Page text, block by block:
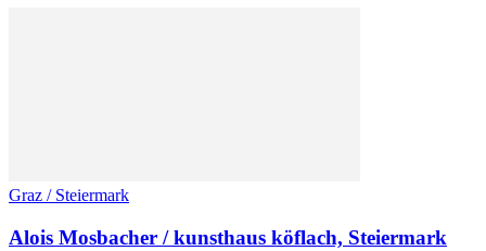
Graz / Steiermark
Alois Mosbacher / kunsthaus köflach, Steiermark